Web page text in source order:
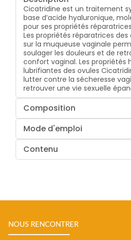
Cicatridine est un traitement
base d’acide hyaluronique,
pour ses propriétés
Les propriétés réparatrices
sur la muqueuse vaginale
soulager les douleurs et de
confort vaginal. Les propriétés
lubrifiantes des ovules
lutter contre la sécheresse
retrouver une vie sexuelle
Composition
Mode d'emploi
Contenu
NOUS RENCONTRER